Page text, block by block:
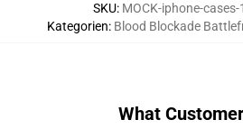
SKU: MOCK-iphone-
Kategorien: Blood Blockade
What